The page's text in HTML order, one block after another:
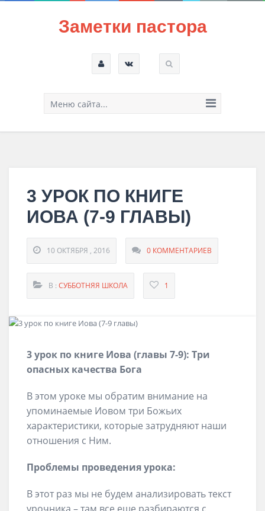
Заметки пастора
Меню сайта...
3 УРОК ПО КНИГЕ
ИОВА (7-9 ГЛАВЫ)
10 ОКТЯБРЯ , 2016 0 КОММЕНТАРИЕВ
В : СУББОТНЯЯ ШКОЛА 1
3 урок по книге Иова (главы 7-9): Три
опасных качества Бога
В этом уроке мы обратим внимание на
упоминаемые Иовом три Божьих
характеристики, которые затрудняют наши
отношения с Ним.
Проблемы проведения урока:
В этот раз мы не будем анализировать текст